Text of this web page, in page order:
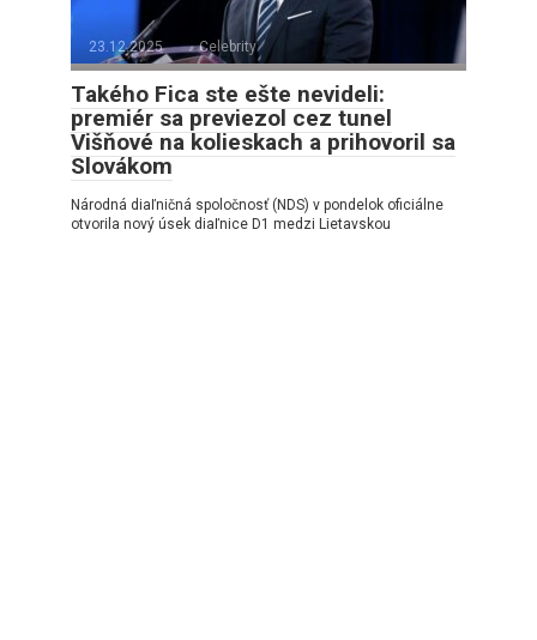
23.12.2025 Celebrity
Takého Fica ste ešte nevideli:
premiér sa previezol cez tunel
Višňové na kolieskach a prihovoril sa
Slovákom
Národná diaľničná spoločnosť (NDS) v pondelok oficiálne
otvorila nový úsek diaľnice D1 medzi Lietavskou